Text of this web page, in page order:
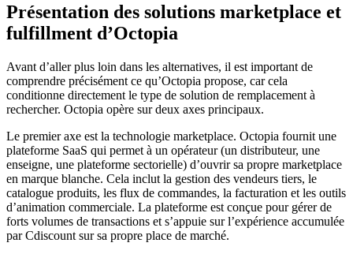
Présentation des solutions marketplace et
fulfillment d’Octopia
Avant d’aller plus loin dans les alternatives, il est important de
comprendre précisément ce qu’Octopia propose, car cela
conditionne directement le type de solution de remplacement à
rechercher. Octopia opère sur deux axes principaux.
Le premier axe est la technologie marketplace. Octopia fournit une
plateforme SaaS qui permet à un opérateur (un distributeur, une
enseigne, une plateforme sectorielle) d’ouvrir sa propre marketplace
en marque blanche. Cela inclut la gestion des vendeurs tiers, le
catalogue produits, les flux de commandes, la facturation et les outils
d’animation commerciale. La plateforme est conçue pour gérer de
forts volumes de transactions et s’appuie sur l’expérience accumulée
par Cdiscount sur sa propre place de marché.